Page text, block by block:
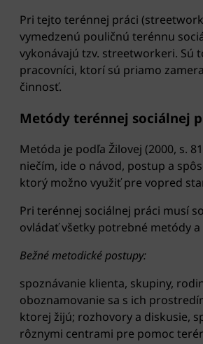
Pri tejto terénnej práci
vymedzenú pouličnú terénnu
vykonávajú tzv. streetworkeri. Sú
pracovníci, ktorí sú priamo
činnosť.
Metódy terénnej sociálnej
Metóda je podľa Žilovej (2000, s.
niečím, ide o návod, postup a
ktorý možno využiť pre vopred
Pri terénnej sociálnej práci musí
ovládať všetky potrebné metódy a
Bežné metodické postupy:
spoznávanie klienta, skupiny,
oboznamovanie sa s ich
ktorej žijú; rozhovory a diskusie,
rôznymi centrami pre pomoc